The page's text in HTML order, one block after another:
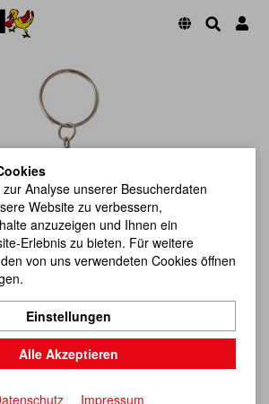
Analyse unserer Besucherdaten
Website zu verbessern,
anzuzeigen und Ihnen ein
Erlebnis zu bieten. Für weitere
von uns verwendeten Cookies öffnen
Einstellungen
Alle Akzeptieren
Impressum